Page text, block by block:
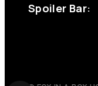
Spoiler Bar: